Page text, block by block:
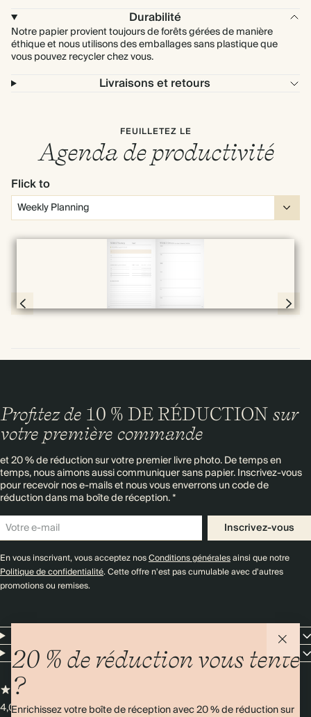
Durabilité
Notre papier provient toujours de forêts gérées de manière
éthique et nous utilisons des emballages sans plastique que
vous pouvez recycler chez vous.
Livraisons et retours
FEUILLETEZ LE
Agenda de productivité
Flick to
Plein écran
Page 30 & 31 of 192
20 % de réduction vous tente
?
Enrichissez votre boîte de réception avec 20 % de réduction sur
Profitez de 10 % DE RÉDUCTION sur
votre première commande
et 20 % de réduction sur votre premier livre photo. De temps en
temps, nous aimons aussi communiquer sans papier. Inscrivez-vous
pour recevoir nos e-mails et nous vous enverrons un code de
réduction dans ma boîte de réception. *
Inscrivez-vous
En vous inscrivant, vous acceptez nosConditions généralesainsi que notre
Politique de confidentialité. Cette offre n'est pas cumulable avec d'autres
promotions ou remises.
Entreprise
4,00/5Plus de 11 000 avis